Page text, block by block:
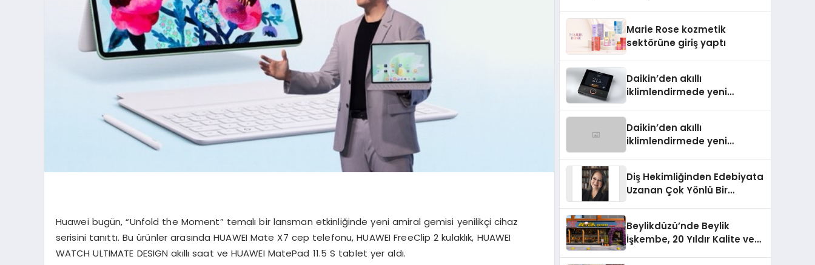
Huawei bugün, “Unfold the Moment” temalı bir lansman etkinliğinde yeni amiral gemisi yenilikçi cihaz
serisini tanıttı. Bu ürünler arasında HUAWEI Mate X7 cep telefonu, HUAWEI FreeClip 2 kulaklık, HUAWEI
WATCH ULTIMATE DESIGN akıllı saat ve HUAWEI MatePad 11.5 S tablet yer aldı.
Onaylarını Aldı
Marie Rose kozmetik
sektörüne giriş yaptı
Daikin’den akıllı
iklimlendirmede yeni
Daikin’den akıllı
iklimlendirmede yeni
Diş Hekimliğinden Edebiyata
Uzanan Çok Yönlü Bir
Beylikdüzü’nde Beylik
İşkembe, 20 Yıldır Kalite ve